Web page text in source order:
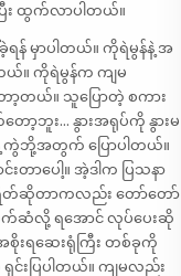
း ထွက်လာပါတယ်။
န် မှာပါတယ်။ ကိုရဲမွန်နဲ့ အ
တယ်။ ကိုရဲမွန်က ကျမ
ာ့တယ်။ သူပြောတဲ့ စကား
ဘူး… နွားအရုပ်ကို နွားမ
နဲ့ ကွဲဘို့အတွက် ပြောပါတယ်။
တာပေါ့။ အဲ့ဒါက ပြသနာ
စရိတ်ဆိုတာကလည်း တော်တော်
ဆက်ဆံလို့ ရအောင် လုပ်ပေးဆို
စိုးရဆေးရုံကြီး တစ်ခုကို
င်းပြပါတယ်။ ကျမလည်း